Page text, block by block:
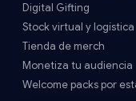
Digital Gifting
Stock virtual y logística
Tienda de merch
Monetiza tu audiencia
Welcome packs por